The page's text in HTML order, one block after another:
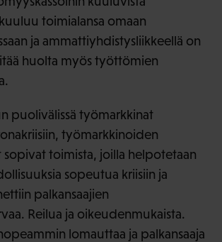
toimialansa omaan
ja ammattiyhdistysliikkeellä on
huolta myös työttömien
puolivälissä työmarkkinat
työmarkkinoiden
sopivat toimista, joilla helpotetaan
sopeutua kriisiin ja
palkansaajien
Reilua ja oikeudenmukaista.
lomauttaa ja palkansaaja